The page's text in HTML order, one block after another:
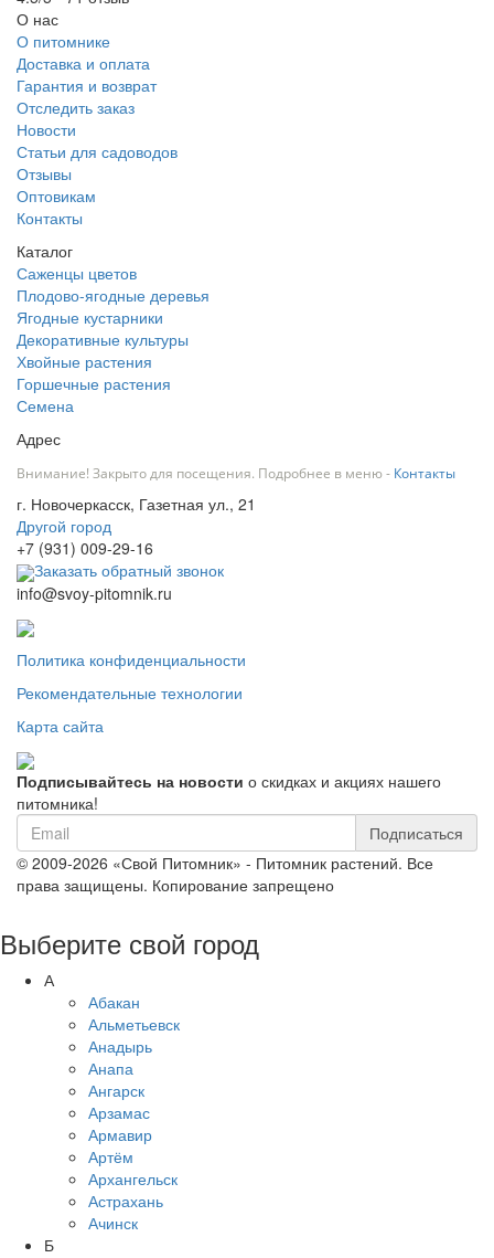
О нас
О питомнике
Доставка и оплата
Гарантия и возврат
Отследить заказ
Новости
Статьи для садоводов
Отзывы
Оптовикам
Контакты
Каталог
Саженцы цветов
Плодово-ягодные деревья
Ягодные кустарники
Декоративные культуры
Хвойные растения
Горшечные растения
Семена
Адрес
Внимание! Закрыто для посещения. Подробнее в меню - Контакты
г. Новочеркасск, Газетная ул., 21
Другой город
+7 (931) 009-29-16
Заказать обратный звонок
info@svoy-pitomnik.ru
Политика конфиденциальности
Рекомендательные технологии
Карта сайта
Подписывайтесь на новости о скидках и акциях нашего
питомника!
Подписаться
© 2009-2026 «Свой Питомник» - Питомник растений. Все
права защищены. Копирование запрещено
Выберите свой город
А
Абакан
Альметьевск
Анадырь
Анапа
Ангарск
Арзамас
Армавир
Артём
Архангельск
Астрахань
Ачинск
Б